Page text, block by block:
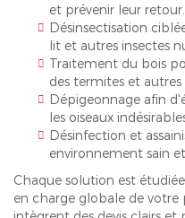
et prévenir leur retour.
Désinsectisation
lit et autres insectes
Traitement du bois
des termites et autres
Dépigeonnage afin
les oiseaux
Désinfection et
environnement sain et
Chaque solution est
en charge globale de